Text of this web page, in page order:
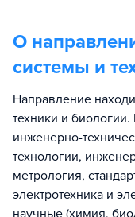
О
системы и
Направление
техники и
инженерно-
технологии,
метрология,
электротехника и
научные (химия,